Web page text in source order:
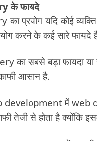
के फायदे
का प्रयोग यदि कोई
करने के कई सारे फायदे हैं
का सबसे बड़ा फायदा
आसान है.
development में web
तेजी से होता है क्योंकि